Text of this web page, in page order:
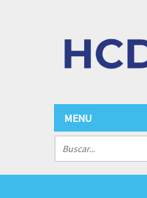
MENU